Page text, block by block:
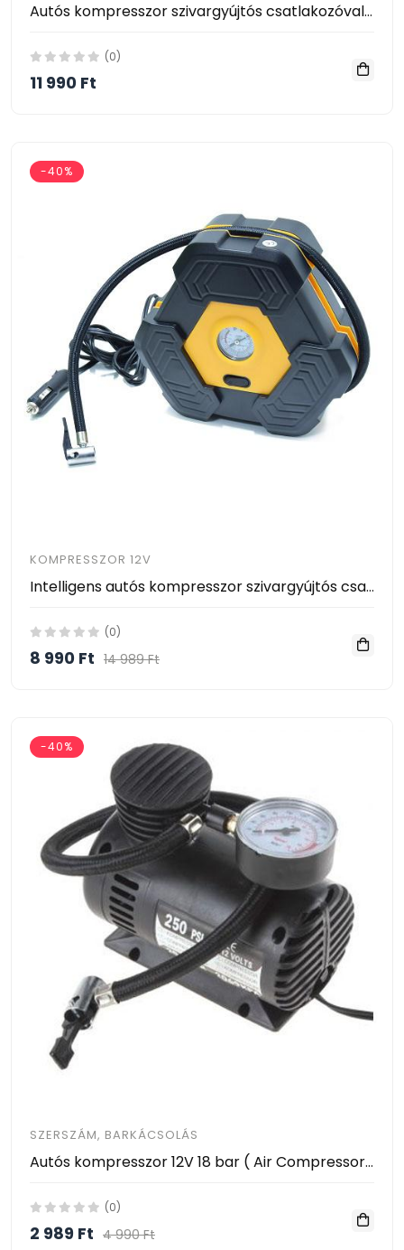
Autós kompresszor szivargyújtós csatlakozóval, 150 PSI - 2 hengeres
(0)
11 990 Ft
-40%
KOMPRESSZOR 12V
Intelligens autós kompresszor szivargyújtós csatlakozóval
(0)
8 990 Ft 14 989 Ft
-40%
SZERSZÁM, BARKÁCSOLÁS
Autós kompresszor 12V 18 bar ( Air Compressor DC12V )
(0)
2 989 Ft 4 990 Ft